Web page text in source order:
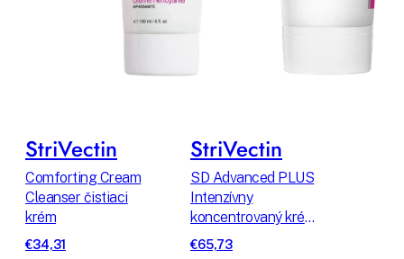
StriVectin
Comforting Cream
Cleanser čistiaci
krém
€34,31
StriVectin
SD Advanced PLUS
Intenzívny
koncentrovaný krém
proti vráskam - 60
€65,73